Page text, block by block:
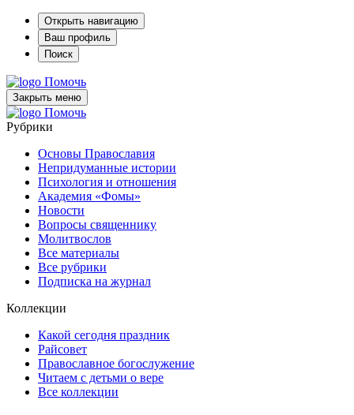
Открыть навигацию
Ваш профиль
Поиск
Помочь
Закрыть меню
Помочь
Рубрики
Основы Православия
Непридуманные истории
Психология и отношения
Академия «Фомы»
Новости
Вопросы священнику
Молитвослов
Все материалы
Все рубрики
Подписка на журнал
Коллекции
Какой сегодня праздник
Райсовет
Православное богослужение
Читаем с детьми о вере
Все коллекции